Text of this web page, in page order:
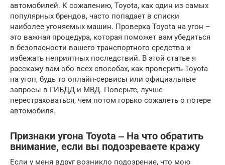
автомобилей. К сожалению, Toyota, как один из самых
популярных брендов, часто попадает в списки
наиболее угоняемых машин. Проверка Toyota на угон –
это важная процедура, которая поможет вам убедиться
в безопасности вашего транспортного средства и
избежать неприятных последствий. В этой статье я
расскажу вам обо всех способах, как проверить Toyota
на угон, будь то онлайн-сервисы или официальные
запросы в ГИБДД и МВД. Поверьте, лучше
перестраховаться, чем потом горько сожалеть о потере
автомобиля.
Признаки угона Toyota ‒ На что обратить
внимание, если вы подозреваете кражу
Если у меня вдруг возникло подозрение, что мою